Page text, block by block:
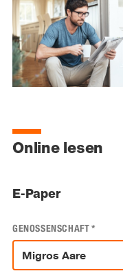
Online lesen
E-Paper
GENOSSENSCHAFT*